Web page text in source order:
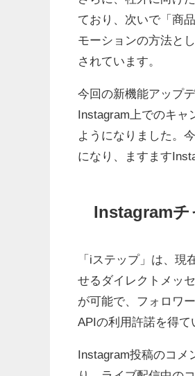
ており、次いで「商
モーションの方法と
されています。
今回の新機能アップ
Instagram上でのキャ
ようになりました。
になり、ますます
Instagram
「iステップ」は、現
せるダイレクトメッ
が可能で、フォロワ
APIの利用許諾を得て
Instagram投稿のコメ